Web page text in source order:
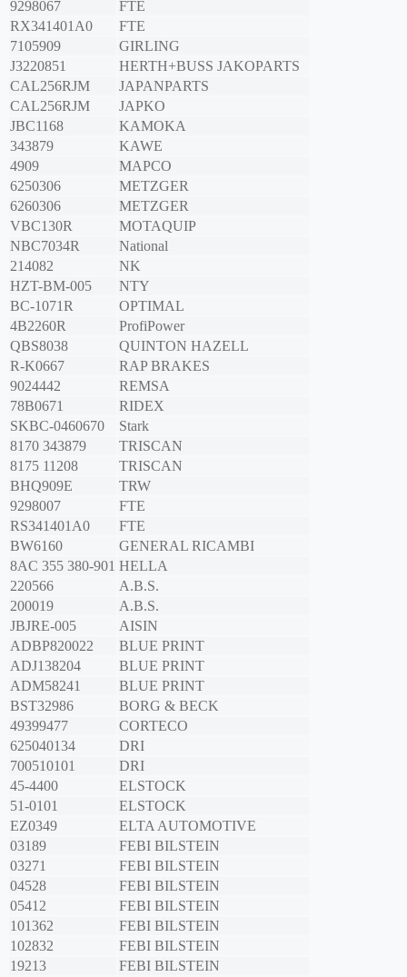
9298067
FTE
RX341401A0
FTE
7105909
GIRLING
J3220851
HERTH+BUSS JAKOPARTS
CAL256RJM
JAPANPARTS
CAL256RJM
JAPKO
JBC1168
KAMOKA
343879
KAWE
4909
MAPCO
6250306
METZGER
6260306
METZGER
VBC130R
MOTAQUIP
NBC7034R
National
214082
NK
HZT-BM-005
NTY
BC-1071R
OPTIMAL
4B2260R
ProfiPower
QBS8038
QUINTON HAZELL
R-K0667
RAP BRAKES
9024442
REMSA
78B0671
RIDEX
SKBC-0460670
Stark
8170 343879
TRISCAN
8175 11208
TRISCAN
BHQ909E
TRW
9298007
FTE
RS341401A0
FTE
BW6160
GENERAL RICAMBI
8AC 355 380-901 HELLA
220566
A.B.S.
200019
A.B.S.
JBJRE-005
AISIN
ADBP820022
BLUE PRINT
ADJ138204
BLUE PRINT
ADM58241
BLUE PRINT
BST32986
BORG & BECK
49399477
CORTECO
625040134
DRI
700510101
DRI
45-4400
ELSTOCK
51-0101
ELSTOCK
EZ0349
ELTA AUTOMOTIVE
03189
FEBI BILSTEIN
03271
FEBI BILSTEIN
04528
FEBI BILSTEIN
05412
FEBI BILSTEIN
101362
FEBI BILSTEIN
102832
FEBI BILSTEIN
19213
FEBI BILSTEIN